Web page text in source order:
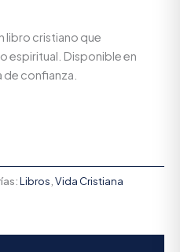
libro cristiano que
espiritual. Disponible en
confianza.
Libros Vida Cristiana